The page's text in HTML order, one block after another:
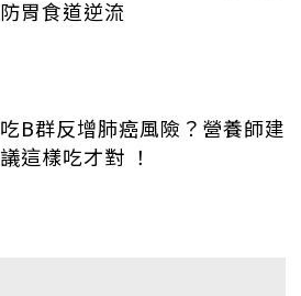
防胃食道逆流
吃B群反增肺癌風險？營養師建
議這樣吃才對 ！